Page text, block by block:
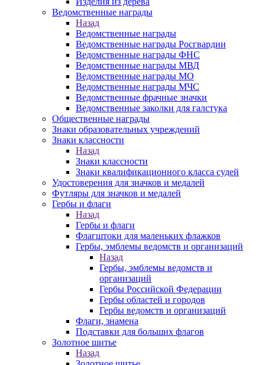
Ведомственные награды
Назад
Ведомственные награды
Ведомственные награды Росгвардии
Ведомственные награды ФНС
Ведомственные награды МВД
Ведомственные награды МО
Ведомственные награды МЧС
Ведомственные фрачные значки
Ведомственные заколки для галстука
Общественные награды
Знаки образовательных учреждений
Знаки классности
Назад
Знаки классности
Знаки квалификационного класса судей
Удостоверения для значков и медалей
Футляры для значков и медалей
Гербы и флаги
Назад
Гербы и флаги
Флагштоки для маленьких флажков
Гербы, эмблемы ведомств и организаций
Назад
Гербы, эмблемы ведомств и
организаций
Гербы Российской Федерации
Гербы областей и городов
Гербы ведомств и организаций
Флаги, знамена
Подставки для больших флагов
Золотное шитье
Назад